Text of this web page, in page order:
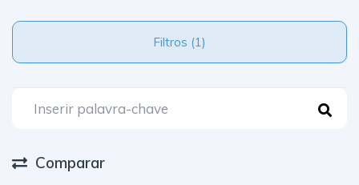
Filtros (1)
Comparar